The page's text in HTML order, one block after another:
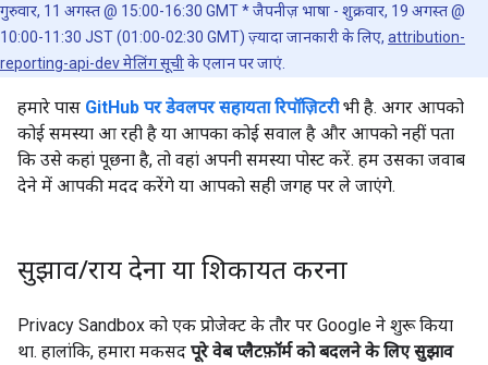
गुरुवार, 11 अगस्त @ 15:00-16:30 GMT * जैपनीज़ भाषा - शुक्रवार, 19 अगस्त @
10:00-11:30 JST (01:00-02:30 GMT) ज़्यादा जानकारी के लिए, attribution-
reporting-api-dev मेलिंग सूचीके एलान पर जाएं.
हमारे पास GitHub पर डेवलपर सहायता रिपॉज़िटरीभी है. अगर आपको
कोई समस्या आ रही है या आपका कोई सवाल है और आपको नहीं पता
कि उसे कहां पूछना है, तो वहां अपनी समस्या पोस्ट करें. हम उसका जवाब
देने में आपकी मदद करेंगे या आपको सही जगह पर ले जाएंगे.
सुझाव/राय देना या शिकायत करना
Privacy Sandbox को एक प्रोजेक्ट के तौर पर Google ने शुरू किया
था. हालांकि, हमारा मकसद पूरे वेब प्लैटफ़ॉर्म को बदलने के लिए सुझाव